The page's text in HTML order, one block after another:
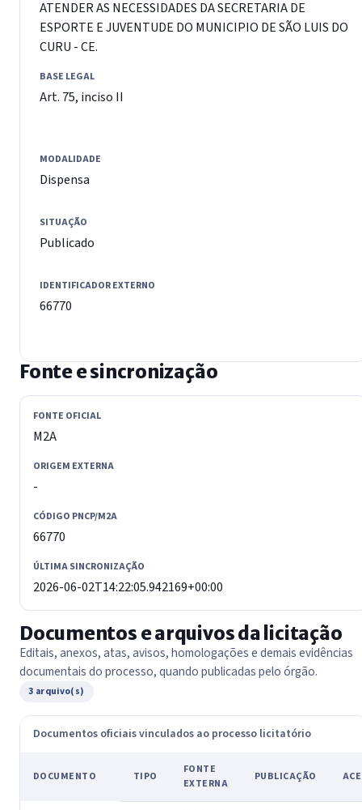
ATENDER AS NECESSIDADES DA SECRETARIA DE
ESPORTE E JUVENTUDE DO MUNICIPIO DE SÃO LUIS DO
CURU - CE.
BASE LEGAL
Art. 75, inciso II
MODALIDADE
Dispensa
SITUAÇÃO
Publicado
IDENTIFICADOR EXTERNO
66770
Fonte e sincronização
FONTE OFICIAL
M2A
ORIGEM EXTERNA
-
CÓDIGO PNCP/M2A
66770
ÚLTIMA SINCRONIZAÇÃO
2026-06-02T14:22:05.942169+00:00
Documentos e arquivos da licitação
Editais, anexos, atas, avisos, homologações e demais evidências
documentais do processo, quando publicadas pelo órgão.
3 arquivo(s)
Documentos oficiais vinculados ao processo licitatório
DOCUMENTO TIPO
FONTE
EXTERNA
PUBLICAÇÃO